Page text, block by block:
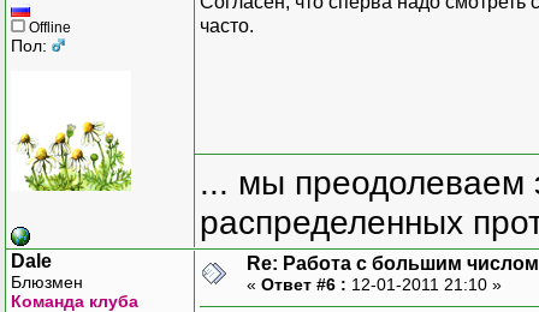
Offline
Пол:
часто.
... мы преодолеваем
распределенных
Dale
Блюзмен
Команда клуба
Re: Работа с большим
« Ответ #6 : 12-01-2011 21:10 »